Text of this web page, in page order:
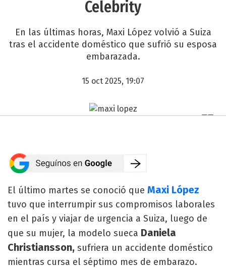
Celebrity
En las últimas horas, Maxi López volvió a Suiza
tras el accidente doméstico que sufrió su esposa
embarazada.
15 oct 2025, 19:07
El último martes se conoció que Maxi López
tuvo que interrumpir sus compromisos laborales
en el país y viajar de urgencia a Suiza, luego de
que su mujer, la modelo sueca Daniela
Christiansson, sufriera un accidente doméstico
mientras cursa el séptimo mes de embarazo.